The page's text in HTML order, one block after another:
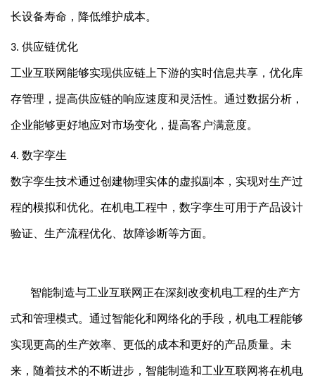
长设备寿命，降低维护成本。
3. 供应链优化
工业互联网能够实现供应链上下游的实时信息共享，优化库
存管理，提高供应链的响应速度和灵活性。通过数据分析，
企业能够更好地应对市场变化，提高客户满意度。
4. 数字孪生
数字孪生技术通过创建物理实体的虚拟副本，实现对生产过
程的模拟和优化。在机电工程中，数字孪生可用于产品设计
验证、生产流程优化、故障诊断等方面。
智能制造与工业互联网正在深刻改变机电工程的生产方
式和管理模式。通过智能化和网络化的手段，机电工程能够
实现更高的生产效率、更低的成本和更好的产品质量。未
来，随着技术的不断进步，智能制造和工业互联网将在机电